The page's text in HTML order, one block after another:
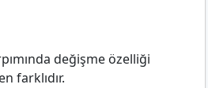
değişme özelliği
farklıdır.